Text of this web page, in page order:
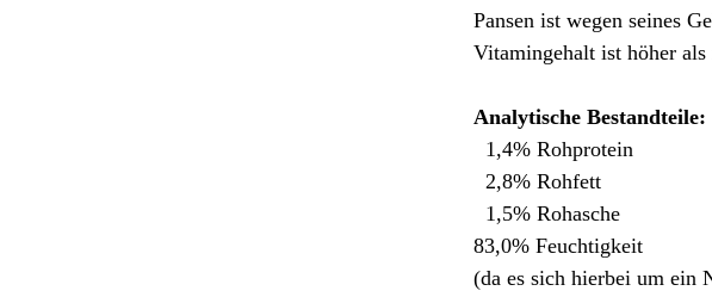
Pansen ist wegen seines
Vitamingehalt ist höher
Analytische Bestandteile:
1,4% Rohprotein
2,8% Rohfett
1,5% Rohasche
83,0% Feuchtigkeit
(da es sich hierbei um ein